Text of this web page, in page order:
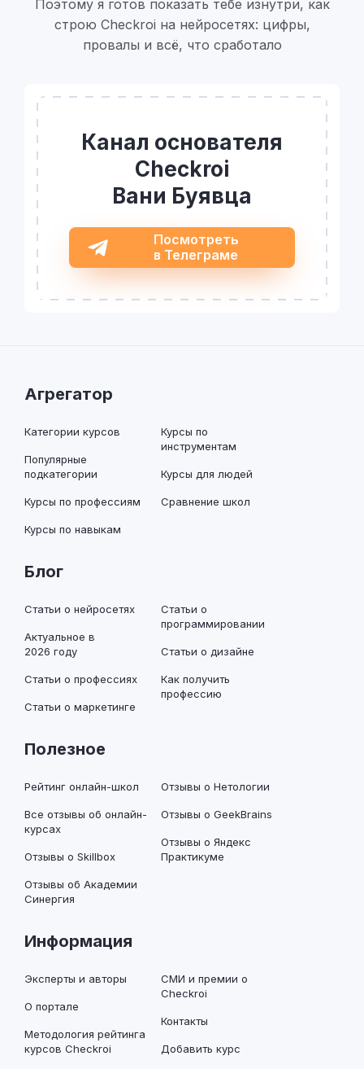
Поэтому я готов показать тебе изнутри, как
строю Checkroi на нейросетях: цифры,
провалы и всё, что сработало
Канал основателя
Checkroi
Вани Буявца
Посмотреть
в Телеграме
Агрегатор
Категории курсов
Популярные
подкатегории
Курсы по профессиям
Курсы по навыкам
Курсы по
инструментам
Курсы для людей
Сравнение школ
Блог
Статьи о нейросетях
Актуальное в
2026 году
Статьи о профессиях
Статьи о маркетинге
Статьи о
программировании
Статьи о дизайне
Как получить
профессию
Полезное
Рейтинг онлайн-школ
Все отзывы об онлайн-
курсах
Отзывы о Skillbox
Отзывы об Академии
Синергия
Отзывы о Нетологии
Отзывы о GeekBrains
Отзывы о Яндекс
Практикуме
Информация
Эксперты и авторы
О портале
Методология рейтинга
курсов Checkroi
СМИ и премии о
Checkroi
Контакты
Добавить курс